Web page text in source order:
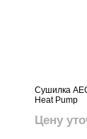
Сушилка
Heat Pump
Цену